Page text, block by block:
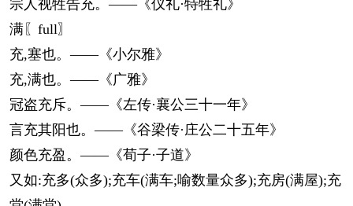
宗人视牲告充。——《仪礼·特牲礼》
满〖full〗
充,塞也。——《小尔雅》
充,满也。——《广雅》
冠盗充斥。——《左传·襄公三十一年》
言充其阳也。——《谷梁传·庄公二十五年》
颜色充盈。——《荀子·子道》
又如:充多(众多);充车(满车;喻数量众多);充房(满屋);充